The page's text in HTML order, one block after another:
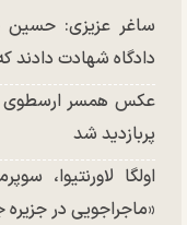
ساغر عزیزی: حسین
دادگاه شهادت دادند
عکس همسر ارسطوی
پربازدید شد
اولگا لاورنتیوا،
«ماجراجویی در